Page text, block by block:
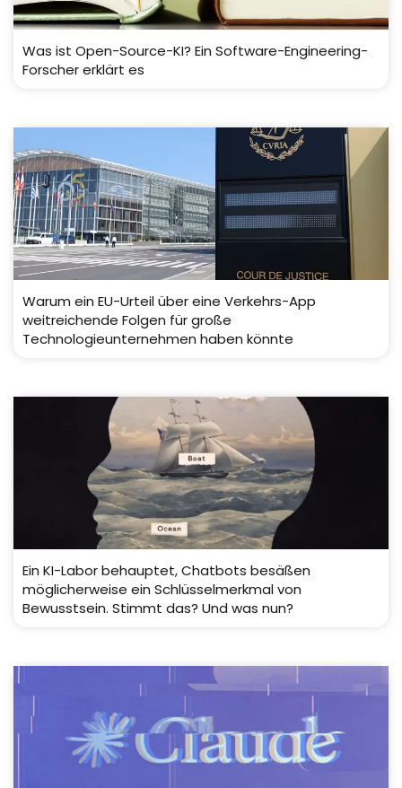
Was ist Open-Source-KI? Ein Software-Engineering-
Forscher erklärt es
Warum ein EU-Urteil über eine Verkehrs-App
weitreichende Folgen für große
Technologieunternehmen haben könnte
Ein KI-Labor behauptet, Chatbots besäßen
möglicherweise ein Schlüsselmerkmal von
Bewusstsein. Stimmt das? Und was nun?